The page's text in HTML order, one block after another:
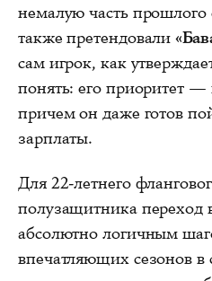
немалую часть
также претендовали
сам игрок, как
понять: его приоритет
причем он даже готов
зарплаты.
Для 22-летнего
полузащитника переход
абсолютно логичным
впечатляющих сезонов в